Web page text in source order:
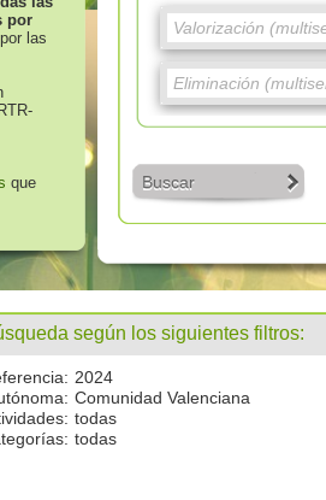
por
por las
que
Buscar
según los siguientes filtros:
2024
Comunidad Valenciana
todas
todas